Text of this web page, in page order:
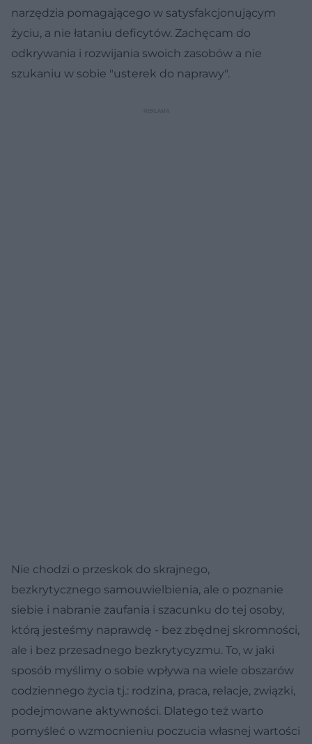
narzędzia pomagającego w satysfakcjonującym
życiu, a nie łataniu deficytów. Zachęcam do
odkrywania i rozwijania swoich zasobów a nie
szukaniu w sobie "usterek do naprawy".
Nie chodzi o przeskok do skrajnego,
bezkrytycznego samouwielbienia, ale o poznanie
siebie i nabranie zaufania i szacunku do tej osoby,
którą jesteśmy naprawdę - bez zbędnej skromności,
ale i bez przesadnego bezkrytycyzmu. To, w jaki
sposób myślimy o sobie wpływa na wiele obszarów
codziennego życia tj.: rodzina, praca, relacje, związki,
podejmowane aktywności. Dlatego też warto
pomyśleć o wzmocnieniu poczucia własnej wartości